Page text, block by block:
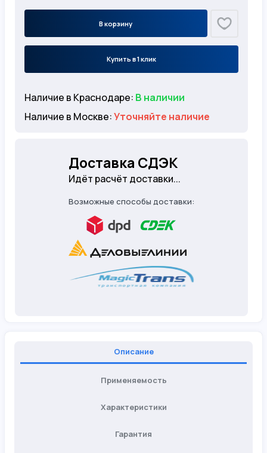
В корзину
Купить в 1 клик
Наличие в Краснодаре: В наличии
Наличие в Москве:Уточняйте наличие
Доставка СДЭК
Идёт расчёт доставки...
Возможные способы доставки:
Описание
Применяемость
Характеристики
Гарантия